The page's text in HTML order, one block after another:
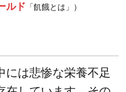
ルド 「飢餓とは」）
には悲惨な栄養不足